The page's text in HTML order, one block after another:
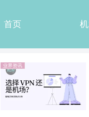
首页
业界资讯